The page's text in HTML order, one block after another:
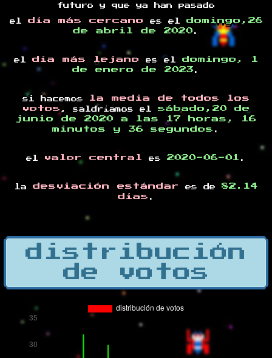
futuro y que ya han pasado
el día más cercano es el domingo,26
de abril de 2020 .
el día más lejano es el domingo, 1
de enero de 2023 .
si hacemos
la media de todos los
votos , saldríamos el sábado,20 de
junio de 2020 a las 17 horas, 16
minutos y 36 segundos .
el valor central es 2020-06-01 .
la desviación estándar es de 82.14
días .
distribución
de votos